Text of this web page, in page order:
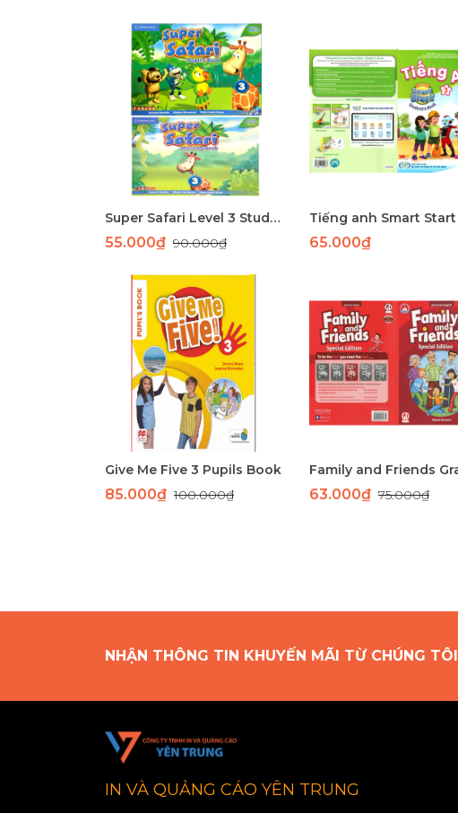
Super Safari Level 3 Studentbook
55.000₫ 90.000₫ 65.000₫
Give Me Five 3 Pupils Book
85.000₫100.000₫ 63.000₫ 75.000₫
NHẬN THÔNG TIN KHUYẾN MÃI TỪ CHÚNG TÔI
IN VÀ QUẢNG CÁO YÊN TRUNG